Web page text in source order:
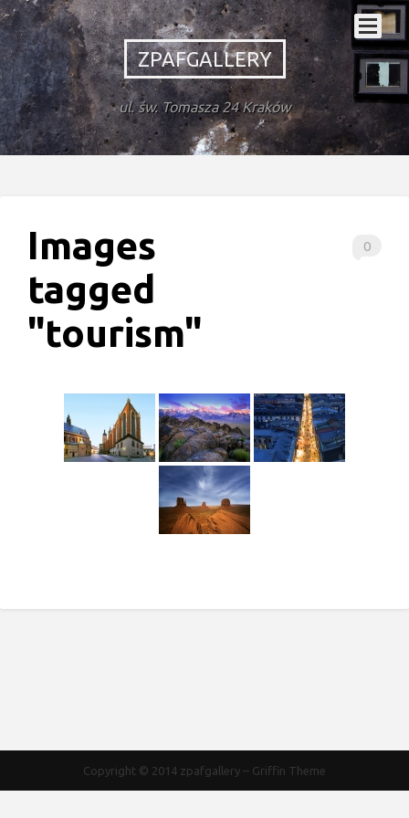
ZPAFGALLERY
ul. św. Tomasza 24 Kraków
0
Images
tagged
"tourism"
Copyright © 2014 zpafgallery – Griffin Theme